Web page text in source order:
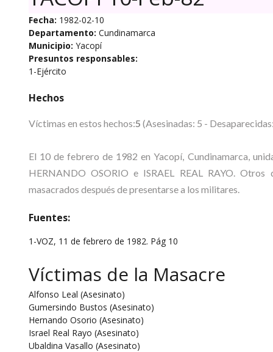
Fecha: 1982-02-10
Departamento: Cundinamarca
Municipio: Yacopí
Presuntos responsables:
1-Ejército
Hechos
Víctimas en estos hechos:5 (Asesinadas: 5 -
El 10 de febrero de 1982 en Yacopí, Cundinamarca,
HERNANDO OSORIO e ISRAEL REAL RAYO.
masacrados después de presentarse a los militares.
Fuentes:
1-VOZ, 11 de febrero de 1982. Pág 10
Víctimas de la Masacre
Alfonso Leal (Asesinato)
Gumersindo Bustos (Asesinato)
Hernando Osorio (Asesinato)
Israel Real Rayo (Asesinato)
Ubaldina Vasallo (Asesinato)